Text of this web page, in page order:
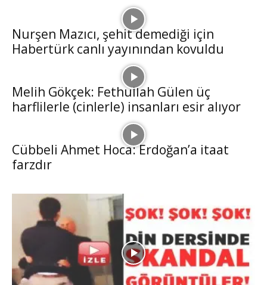
Nurşen Mazıcı, şehit demediği için
Habertürk canlı yayınından kovuldu
Melih Gökçek: Fethullah Gülen üç
harflilerle (cinlerle) insanları esir alıyor
Cübbeli Ahmet Hoca: Erdoğan’a itaat
farzdır